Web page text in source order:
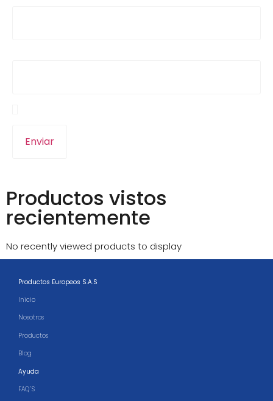
Productos vistos
recientemente
No recently viewed products to display
Productos Europeos S.A.S
Inicio
Nosotros
Productos
Blog
Ayuda
FAQ´S